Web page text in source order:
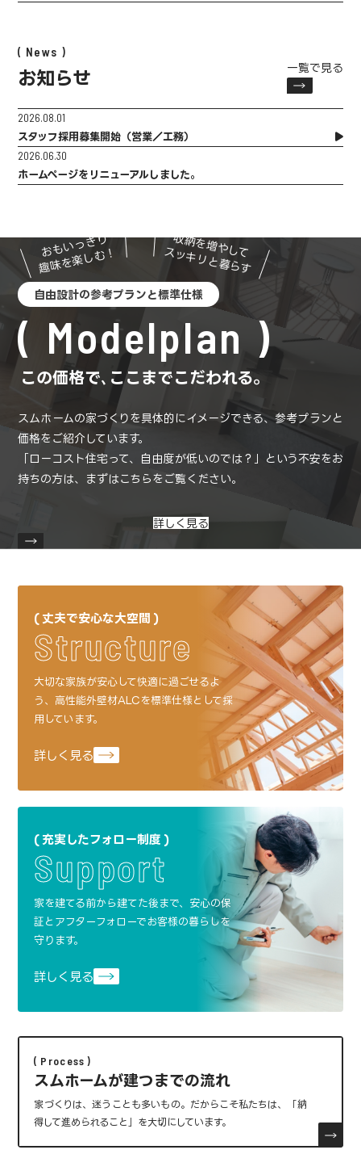
News
お知らせ
一覧で見る
2026.08.01
スタッフ採用募集開始（営業／工務）
2026.06.30
ホームページをリニューアルしました。
自由設計の参考プランと標準仕様
Modelplan
おもいっきり
趣味を楽しむ！
収納を増やして
スッキリと暮らす
この価格で､ここまでこだわれる。
スムホームの家づくりを具体的にイメージできる、参考プランと
価格をご紹介しています。
「ローコスト住宅って、自由度が低いのでは？」という不安をお
持ちの方は、
まずはこちらをご覧ください。
詳しく見る
丈夫で安心な大空間
Structure
大切な家族が安心して快適に過ごせるよ
う、高性能外壁材ALCを標準仕様として採
用しています。
詳しく見る
充実したフォロー制度
Support
家を建てる前から建てた後まで、安心の保
証と アフターフォローでお客様の暮らしを
守ります。
詳しく見る
Process
スムホームが建つまでの流れ
家づくりは、迷うことも多いもの。 だからこそ私たちは、「納
得して進められること」を大切にしています。